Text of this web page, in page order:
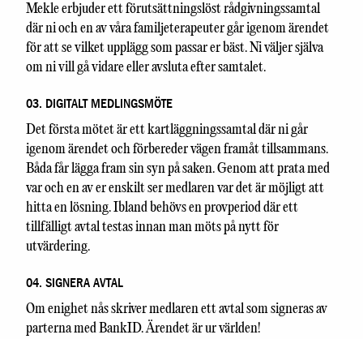
Mekle erbjuder ett förutsättningslöst rådgivningssamtal
där ni och en av våra familjeterapeuter går igenom ärendet
för att se vilket upplägg som passar er bäst. Ni väljer själva
om ni vill gå vidare eller avsluta efter samtalet.
03. DIGITALT MEDLINGSMÖTE
Det första mötet är ett kartläggningssamtal där ni går
igenom ärendet och förbereder vägen framåt tillsammans.
Båda får lägga fram sin syn på saken. Genom att prata med
var och en av er enskilt ser medlaren var det är möjligt att
hitta en lösning. Ibland behövs en provperiod där ett
tillfälligt avtal testas innan man möts på nytt för
utvärdering.
04. SIGNERA AVTAL
Om enighet nås skriver medlaren ett avtal som signeras av
parterna med BankID. Ärendet är ur världen!